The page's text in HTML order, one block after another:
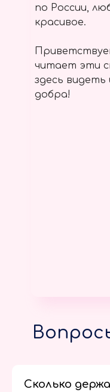
по России,
красивое.
читает эти
здесь видеть
добра!
Сколько